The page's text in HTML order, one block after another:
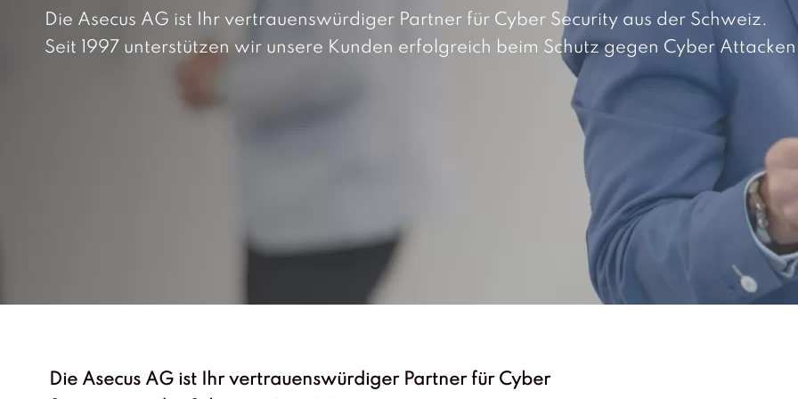
Die Asecus AG ist Ihr vertrauenswürdiger Partner für Cyber Security aus der Schweiz.
Seit 1997 unterstützen wir unsere Kunden erfolgreich beim Schutz gegen Cyber
Die Asecus AG ist Ihr vertrauenswürdiger Partner für Cyber